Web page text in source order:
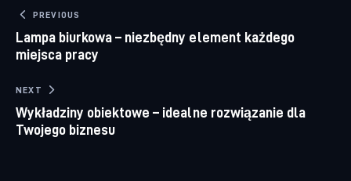
Nawigacja wpisu
PREVIOUS
Lampa biurkowa – niezbędny element każdego
miejsca pracy
NEXT
Wykładziny obiektowe – idealne rozwiązanie dla
Twojego biznesu